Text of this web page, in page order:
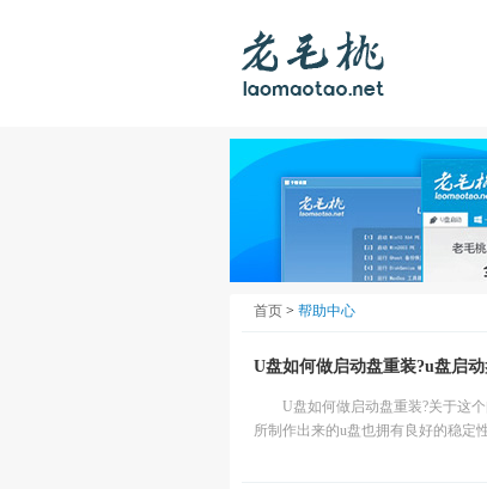
首页 > 帮助中心
U盘如何做启动盘重装?u盘启动
U盘如何做启动盘重装?关于这
所制作出来的u盘也拥有良好的稳定